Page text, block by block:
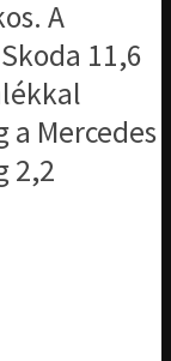
A
11,6
Mercedes
2,2